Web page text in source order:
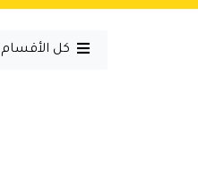
كل الأقسام